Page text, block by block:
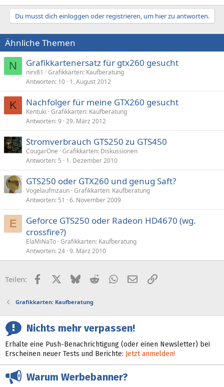
Du musst dich einloggen oder registrieren, um hier zu antworten.
Ähnliche Themen
N Grafikkartenersatz für gtx260 gesucht
nirv81
Grafikkarten: Kaufberatung
Antworten 10 1. August 2012
K Nachfolger für meine GTX260 gesucht
Kentuki Grafikkarten: Kaufberatung
Antworten 9 29. März 2012
Stromverbrauch GTS250 zu GTS450
CougarOne Grafikkarten: Diskussionen
Antworten 5 1. Dezember 2010
GTS250 oder GTX260 und genug Saft?
Vogelaufmzaun Grafikkarten: Kaufberatung
Antworten 51 6. November 2009
E
Geforce GTS250 oder Radeon HD4670 (wg.
crossfire?)
ElaMiNaTo Grafikkarten: Kaufberatung
Antworten 24 9. März 2010
Teilen: FacebookX (Twitter)
BlueskyRedditWhatsApp
E-MailLink
Grafikkarten: Kaufberatung
Nichts mehr verpassen!
Erhalte eine Push-Benachrichtigung (oder einen Newsletter) bei
Erscheinen neuer Tests und Berichte: Jetzt anmelden!
Warum Werbebanner?